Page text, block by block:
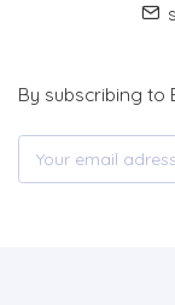
By subscribing to